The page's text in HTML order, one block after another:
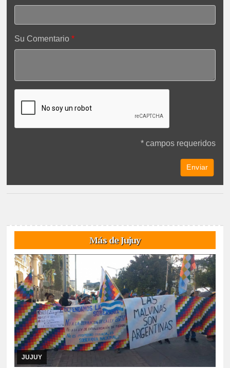
Su Comentario
* campos requeridos
Más de Jujuy
JUJUY
07/08/2026 Reunidos por el rechazo a “la venta de la
Pachamama”, manifestantes de todos los sectores sociales de la
provincia confluyeron en San Salvador para r ...